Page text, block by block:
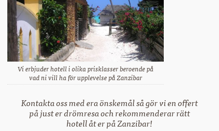
Vi erbjuder hotell i olika prisklasser beroende på
vad ni vill ha för upplevelse på Zanzibar
Kontakta oss med era önskemål så gör vi en offert
på just er drömresa och rekommenderar rätt
hotell åt er på Zanzibar!